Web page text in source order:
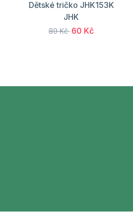
Dětské tričko JHK153K
JHK
89 Kč 60 Kč